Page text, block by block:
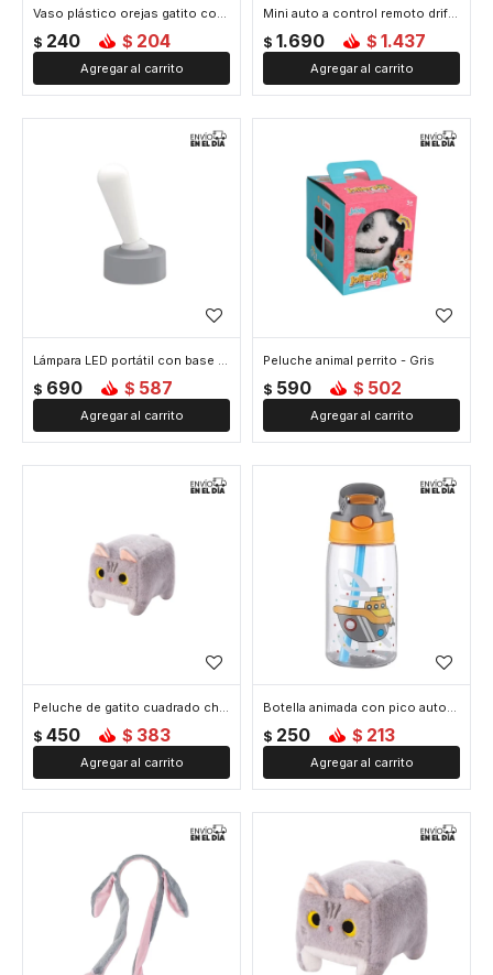
Vaso plástico orejas gatito con tapa y sorbete – 350ml - Gris
$ 240 $ 204
Mini auto a control remoto drift para niños - Gris
$ 1.690 $ 1.437
Lámpara LED portátil con base tipo interruptor ON-OFF - Gris
$ 690 $ 587
Peluche animal perrito - Gris
$ 590 $ 502
Peluche de gatito cuadrado chico - Gris
$ 450 $ 383
Botella animada con pico automático - Gris
$ 250 $ 213